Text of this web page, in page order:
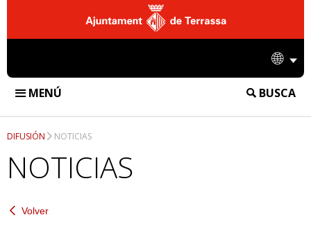
Ajuntament
de
Terrassa
MENÚ
BUSCA
TANATORIO
CREMATORIO
SERVICIOS FUNERARIOS
DIFUSIÓN
DIFUSIÓN NOTICIAS
NOTICIAS
Volver